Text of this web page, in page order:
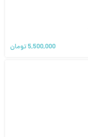
5,500,000تومان